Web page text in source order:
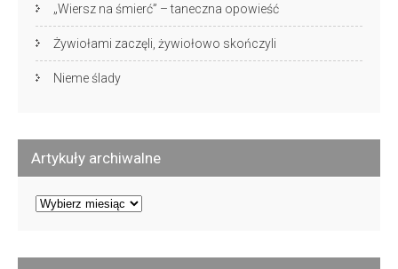
„Wiersz na śmierć” – taneczna opowieść
Żywiołami zaczęli, żywiołowo skończyli
Nieme ślady
Artykuły archiwalne
Artykuły